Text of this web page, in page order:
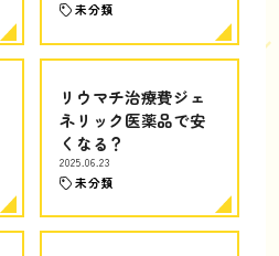
未分類
リウマチ治療費ジェ
ネリック医薬品で安
くなる？
2025.06.23
未分類